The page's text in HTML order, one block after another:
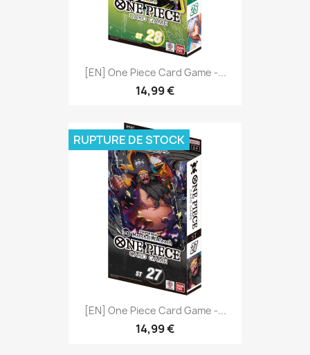
[EN] One Piece Card Game -...
14,99 €
[EN] One Piece Card Game -...
14,99 €
RUPTURE DE STOCK